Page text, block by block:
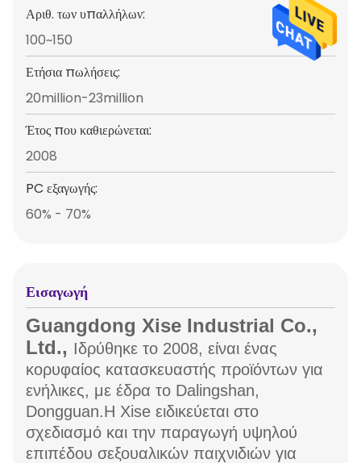
Αριθ. των υπαλλήλων:
100~150
Ετήσια πωλήσεις:
20million-23million
Έτος που καθιερώνεται:
2008
PC εξαγωγής:
60% - 70%
Εισαγωγή
Guangdong Xise Industrial Co.,
Ltd., Ιδρύθηκε το 2008, είναι ένας
κορυφαίος κατασκευαστής προϊόντων για
ενήλικες, με έδρα το Dalingshan,
Dongguan.Η Xise ειδικεύεται στο
σχεδιασμό και την παραγωγή υψηλού
επιπέδου σεξουαλικών παιχνιδιών για